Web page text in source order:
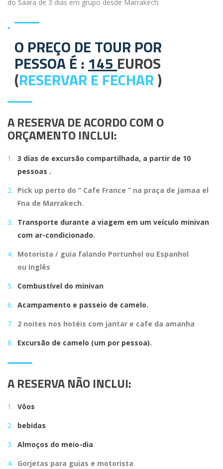
do Saara de 3 dias em grupo desde Marrakech.
O PREÇO DE TOUR POR
PESSOA É :145EUROS
(RESERVAR E FECHAR)
A RESERVA DE ACORDO COM O
ORÇAMENTO INCLUI:
3 dias de excursão compartilhada, a partir de 10
pessoas .
Pick up perto do ” Cafe France ” na praça de Jamaa el
Fna de Marrakech.
Transporte durante a viagem em um veículo minivan
com ar-condicionado.
Motorista / guia falando Portunhol ou Espanhol
ou Inglês
Combustível do minivan
Acampamento e passeio de camelo.
2 noites nos hotéis com jantar e cafe da amanha
Excursão de camelo (um por pessoa).
A RESERVA NÃO INCLUI:
Vôos
bebidas
Almoços do meio-dia
Gorjetas para guias e motorista